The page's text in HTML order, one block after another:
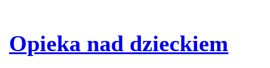
Opieka nad dzieckiem